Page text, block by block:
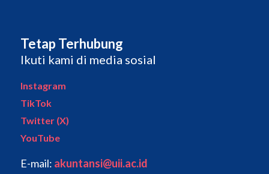
Tetap Terhubung
Ikuti kami di media sosial
Instagram
TikTok
Twitter (X)
YouTube
E-mail: akuntansi@uii.ac.id